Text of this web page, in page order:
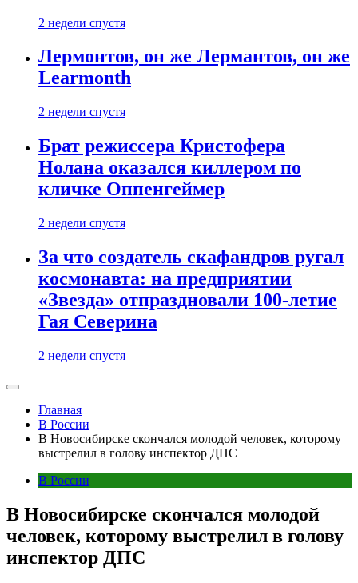
2 недели спустя
Лермонтов, он же Лермантов, он же
Learmonth
2 недели спустя
Брат режиссера Кристофера
Нолана оказался киллером по
кличке Оппенгеймер
2 недели спустя
За что создатель скафандров ругал
космонавта: на предприятии
«Звезда» отпраздновали 100-летие
Гая Северина
2 недели спустя
Главная
В России
В Новосибирске скончался молодой человек, которому
выстрелил в голову инспектор ДПС
В России
В Новосибирске скончался молодой
человек, которому выстрелил в голову
инспектор ДПС